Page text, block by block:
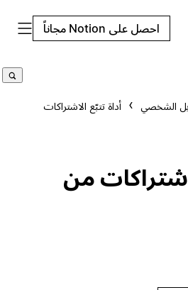
احصل على Notion مجاناً
الشخصي أداة تتبّع الاشتراكات
من